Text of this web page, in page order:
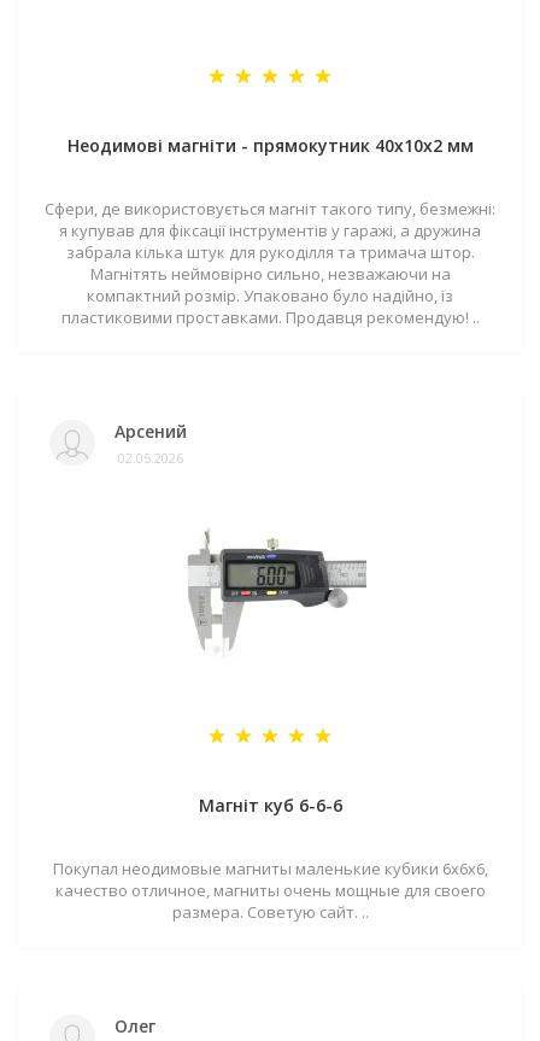
Неодимові магніти - прямокутник 40x10x2 мм
Сфери, де використовується магніт такого типу, безмежні:
я купував для фіксації інструментів у гаражі, а дружина
забрала кілька штук для рукоділля та тримача штор.
Магнітять неймовірно сильно, незважаючи на
компактний розмір. Упаковано було надійно, із
пластиковими проставками. Продавця рекомендую! ..
Арсений
02.05.2026
Магніт куб 6-6-6
Покупал неодимовые магниты маленькие кубики 6х6х6,
качество отличное, магниты очень мощные для своего
размера. Советую сайт. ..
Олег